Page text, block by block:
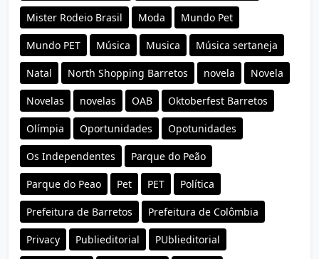
Mister Rodeio Brasil Moda Mundo Pet
Mundo PET Música Musica Música sertaneja
Natal North Shopping Barretos novela Novela
Novelas novelas OAB Oktoberfest Barretos
Olímpia Oportunidades Opotunidades
Os Independentes Parque do Peão
Parque do Peao Pet PET Política
Prefeitura de Barretos Prefeitura de Colômbia
Privacy Publieditorial PUblieditorial